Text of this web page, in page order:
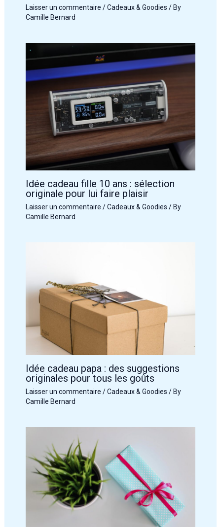
Laisser un commentaire /Cadeaux & Goodies / By
Camille Bernard
Idée cadeau fille 10 ans : sélection
originale pour lui faire plaisir
Laisser un commentaire /Cadeaux & Goodies / By
Camille Bernard
Idée cadeau papa : des suggestions
originales pour tous les goûts
Laisser un commentaire /Cadeaux & Goodies / By
Camille Bernard